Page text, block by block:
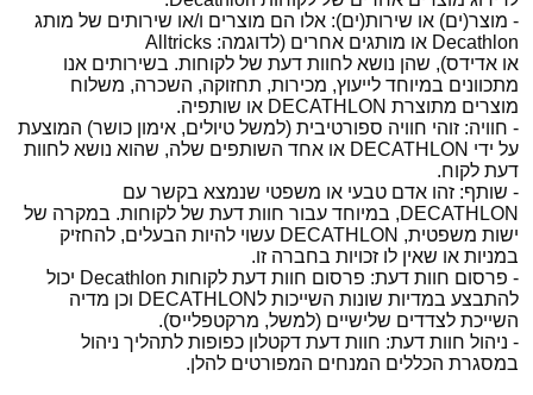
- מוצר(ים) או שירות(ים): אלו הם מוצרים ו/או שירותים של מותג
Decathlon או מותגים אחרים (לדוגמה: Alltricks
או אדידס), שהן נושא לחוות דעת של לקוחות. בשירותים אנו
מתכוונים במיוחד לייעוץ, מכירות, תחזוקה, השכרה, משלוח
מוצרים מתוצרת DECATHLON או שותפיה.
- חוויה: זוהי חוויה ספורטיבית (למשל טיולים, אימון כושר) המוצעת
על ידי DECATHLON או אחד השותפים שלה, שהוא נושא לחוות
דעת לקוח.
- שותף: זהו אדם טבעי או משפטי שנמצא בקשר עם
DECATHLON, במיוחד עבור חוות דעת של לקוחות. במקרה של
ישות משפטית, DECATHLON עשוי להיות הבעלים, להחזיק
במניות או שאין לו זכויות בחברה זו.
- פרסום חוות דעת: פרסום חוות דעת לקוחות Decathlon יכול
להתבצע במדיות שונות השייכות לDECATHLON וכן מדיה
השייכת לצדדים שלישיים (למשל, מרקטפלייס).
- ניהול חוות דעת: חוות דעת דקטלון כפופות לתהליך ניהול
במסגרת הכללים המנחים המפורטים להלן.